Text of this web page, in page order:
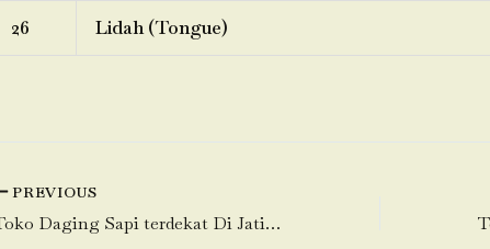
26 Lidah (Tongue)
PREVIOUS
Toko Daging Sapi terdekat Di Jatijajar-Tapos-Depok